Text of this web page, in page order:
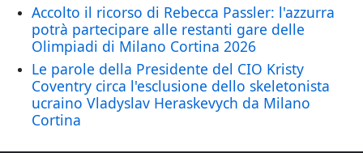
Accolto il ricorso di Rebecca Passler: l'azzurra
potrà partecipare alle restanti gare delle
Olimpiadi di Milano Cortina 2026
Le parole della Presidente del CIO Kristy
Coventry circa l'esclusione dello skeletonista
ucraino Vladyslav Heraskevych da Milano
Cortina